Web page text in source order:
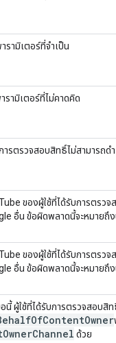
รามิเตอร์ที่จำเป็น
รามิเตอร์ที่ไม่คาดคิด
ารตรวจสอบสิทธิ์ไม่สามารถด
ของผู้ใช้ที่ได้รับการตรวจ
อื่น ข้อผิดพลาดนี้จะหมายถึ
ของผู้ใช้ที่ได้รับการตรวจ
อื่น ข้อผิดพลาดนี้จะหมายถึ
นี้ ผู้ใช้ที่ได้รับการตรวจสอบสิ
OfContentOwner
OwnerChannel ด้วย